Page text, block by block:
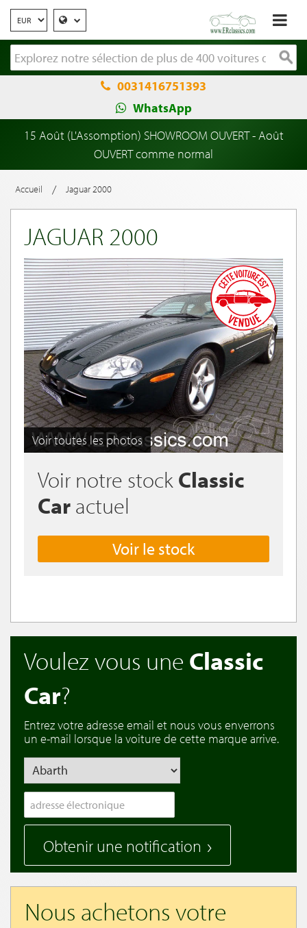
0031416751393
WhatsApp
15 Août (L'Assomption) SHOWROOM OUVERT - Août
OUVERT comme normal
Accueil / Jaguar 2000
JAGUAR 2000
Voir toutes les photos
Voir notre stock Classic
Car actuel
Voir le stock
Voulez vous une Classic
Car?
Entrez votre adresse email et nous vous enverrons
un e-mail lorsque la voiture de cette marque arrive.
Obtenir une notification
Nous achetons votre